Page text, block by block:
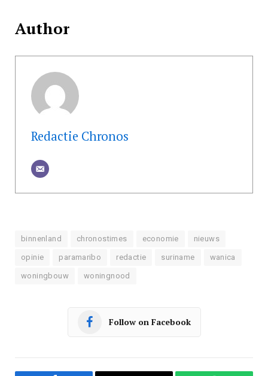
Author
Redactie Chronos
binnenland chronostimes economie nieuws
opinie paramaribo redactie suriname wanica
woningbouw woningnood
Follow on Facebook